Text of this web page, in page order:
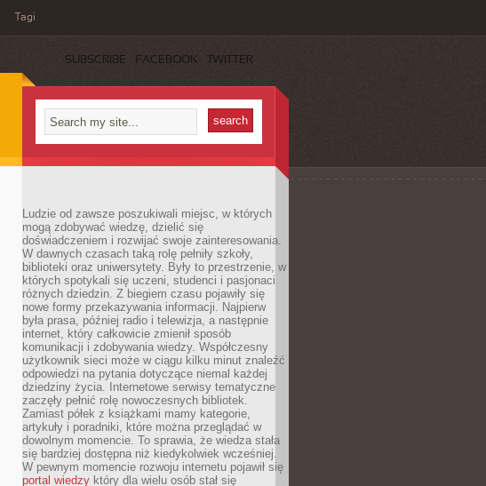
Tagi
SUBSCRIBE FACEBOOK TWITTER
Ludzie od zawsze poszukiwali miejsc, w których
mogą zdobywać wiedzę, dzielić się
doświadczeniem i rozwijać swoje zainteresowania.
W dawnych czasach taką rolę pełniły szkoły,
biblioteki oraz uniwersytety. Były to przestrzenie, w
których spotykali się uczeni, studenci i pasjonaci
różnych dziedzin. Z biegiem czasu pojawiły się
nowe formy przekazywania informacji. Najpierw
była prasa, później radio i telewizja, a następnie
internet, który całkowicie zmienił sposób
komunikacji i zdobywania wiedzy. Współczesny
użytkownik sieci może w ciągu kilku minut znaleźć
odpowiedzi na pytania dotyczące niemal każdej
dziedziny życia. Internetowe serwisy tematyczne
zaczęły pełnić rolę nowoczesnych bibliotek.
Zamiast półek z książkami mamy kategorie,
artykuły i poradniki, które można przeglądać w
dowolnym momencie. To sprawia, że wiedza stała
się bardziej dostępna niż kiedykolwiek wcześniej.
W pewnym momencie rozwoju internetu pojawił się
portal wiedzy który dla wielu osób stał się